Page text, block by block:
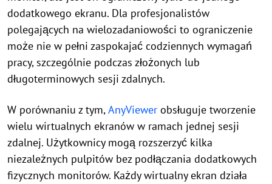
dodatkowego ekranu. Dla profesjonalistów
polegających na wielozadaniowości to ograniczenie
może nie w pełni zaspokajać codziennych wymagań
pracy, szczególnie podczas złożonych lub
długoterminowych sesji zdalnych.
W porównaniu z tym,AnyViewer obsługuje tworzenie
wielu wirtualnych ekranów w ramach jednej sesji
zdalnej. Użytkownicy mogą rozszerzyć kilka
niezależnych pulpitów bez podłączania dodatkowych
fizycznych monitorów. Każdy wirtualny ekran działa